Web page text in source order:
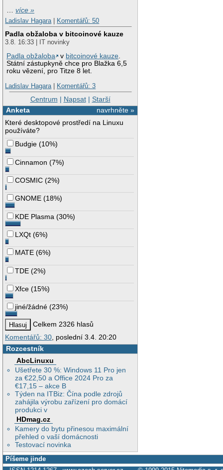
…více »
Ladislav Hagara| Komentářů: 50
Padla obžaloba v bitcoinové kauze
3.8. 16:33 | IT novinky
Padla obžaloba
v bitcoinové kauze.
Státní zástupkyně chce pro Blažka 6,5
roku vězení, pro Titze 8 let.
Ladislav Hagara| Komentářů: 3
Centrum | Napsat| Starší
navrhněte »
Anketa
Které desktopové prostředí na Linuxu
používáte?
Budgie (10%)
Cinnamon (7%)
COSMIC (2%)
GNOME (18%)
KDE Plasma (30%)
LXQt (6%)
MATE (6%)
TDE (2%)
Xfce (15%)
jiné/žádné (23%)
Celkem 2326 hlasů
Komentářů: 30 , poslední 3.4. 20:20
Rozcestník
AbcLinuxu
Ušetřete 30 %: Windows 11 Pro jen
za €22,50 a Office 2024 Pro za
€17,15 – akce B
Týden na ITBiz: Čína podle zdrojů
zahájila výrobu zařízení pro domácí
produkci v
HDmag.cz
Kamery do bytu přinesou maximální
přehled o vaší domácnosti
Testovací novinka
Píšeme jinde